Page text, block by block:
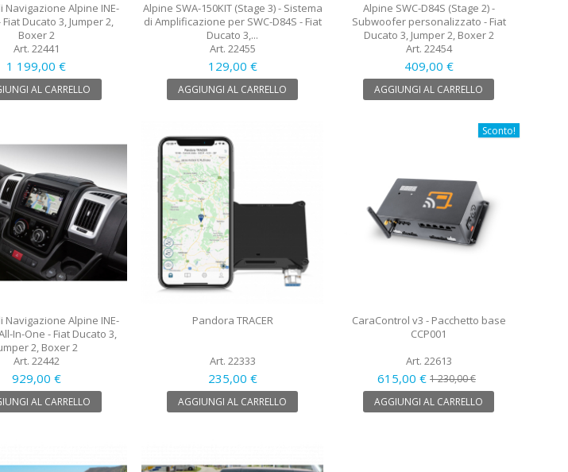
Navigazione Alpine INE-
Fiat Ducato 3, Jumper 2,
Boxer 2
Art. 22441
1 199,00 €
AL CARRELLO
Alpine SWA-150KIT (Stage 3) - Sistema
di Amplificazione per SWC-D84S - Fiat
Ducato 3,...
Art. 22455
129,00 €
AGGIUNGI AL CARRELLO
Alpine SWC-D84S (Stage 2) -
Subwoofer personalizzato - Fiat
Ducato 3, Jumper 2, Boxer 2
Art. 22454
409,00 €
AGGIUNGI AL CARRELLO
Navigazione Alpine INE-
In-One - Fiat Ducato 3,
2, Boxer 2
Art. 22442
929,00 €
AL CARRELLO
Pandora TRACER
Art. 22333
235,00 €
AGGIUNGI AL CARRELLO
Sconto!
CaraControl v3 - Pacchetto base
CCP001
Art. 22613
615,00 € 1 230,00 €
AGGIUNGI AL CARRELLO